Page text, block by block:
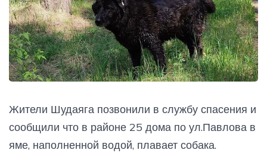
Жители Шудаяга позвонили в службу спасения и
сообщили что в районе 25 дома по ул.Павлова в
яме, наполненной водой, плавает собака.